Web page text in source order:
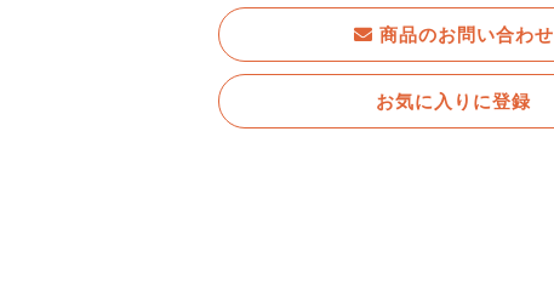
商品のお問い合わせ
お気に入りに登録